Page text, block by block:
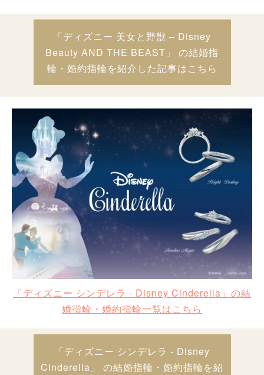
「ディズニー 美女と野獣 – Disney
Beauty AND THE BEAST」 の結婚指
輪・婚約指輪を紹介した記事はこちら
「ディズニー シンデレラ - Disney Cinderella」の結
婚指輪・婚約指輪一覧はこちら
「ディズニー シンデレラ - Disney
Cinderella」 の結婚指輪・婚約指輪を紹